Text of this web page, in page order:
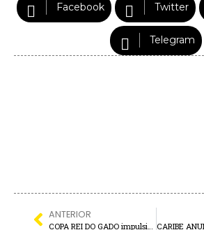
Facebook Twitter
Telegram
ANTERIOR